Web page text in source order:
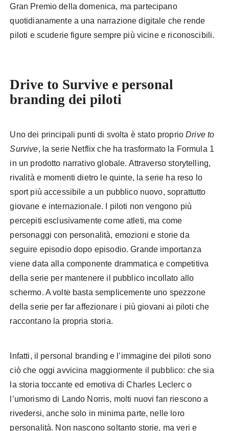
Gran Premio della domenica, ma partecipano
quotidianamente a una narrazione digitale che rende
piloti e scuderie figure sempre più vicine e riconoscibili.
Drive to Survive e personal
branding dei piloti
Uno dei principali punti di svolta è stato proprioDrive to
Survive, la serie Netflix che ha trasformato la Formula 1
in un prodotto narrativo globale. Attraverso storytelling,
rivalità e momenti dietro le quinte, la serie ha reso lo
sport più accessibile a un pubblico nuovo, soprattutto
giovane e internazionale. I piloti non vengono più
percepiti esclusivamente come atleti, ma come
personaggi con personalità, emozioni e storie da
seguire episodio dopo episodio. Grande importanza
viene data alla componente drammatica e competitiva
della serie per mantenere il pubblico incollato allo
schermo. A volte basta semplicemente uno spezzone
della serie per far affezionare i più giovani ai piloti che
raccontano la propria storia.
Infatti, il personal branding e l’immagine dei piloti sono
ciò che oggi avvicina maggiormente il pubblico: che sia
la storia toccante ed emotiva di Charles Leclerc o
l’umorismo di Lando Norris, molti nuovi fan riescono a
rivedersi, anche solo in minima parte, nelle loro
personalità. Non nascono soltanto storie, ma veri e